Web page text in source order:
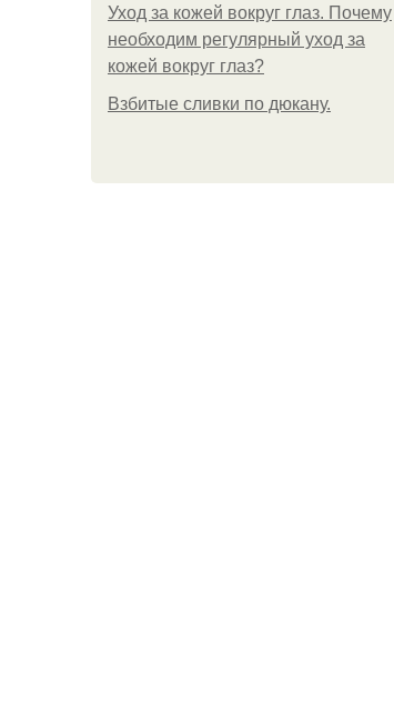
Уход за кожей вокруг глаз. Почему
необходим регулярный уход за
кожей вокруг глаз?
Взбитые сливки по дюкану.